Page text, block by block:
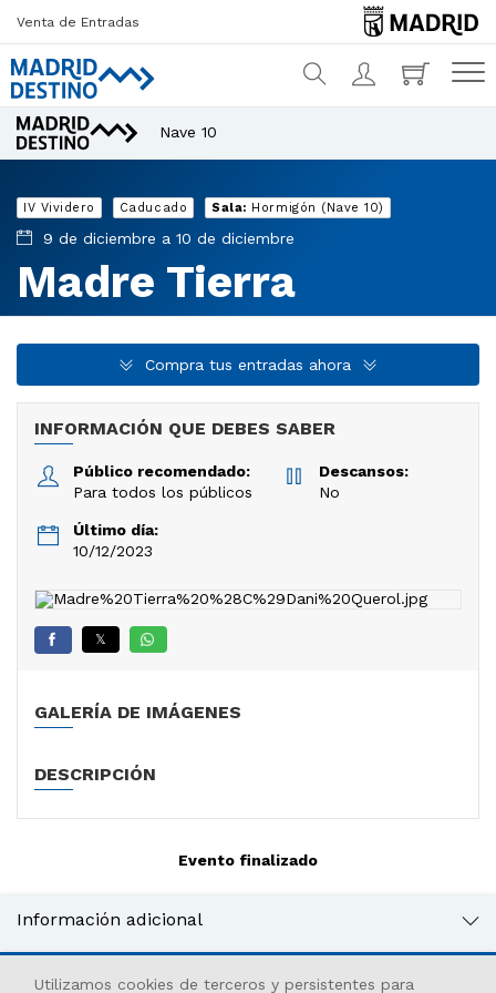
Venta de Entradas
¿Qué estás buscando?
Nave 10
IV Vividero Caducado Sala: Hormigón (Nave 10)
9 de diciembre a 10 de diciembre
Madre Tierra
Compra tus entradas ahora
INFORMACIÓN QUE DEBES SABER
Público recomendado:
Para todos los públicos
Descansos:
No
Último día:
10/12/2023
𝕏
DESCRIPCIÓN
GALERÍA DE IMÁGENES
Evento finalizado
Información adicional
Utilizamos cookies de terceros y persistentes para